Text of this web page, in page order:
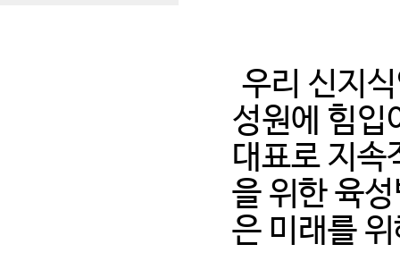
우리 신지
성원에 힘입
대표로 지속
을 위한 육
은 미래를